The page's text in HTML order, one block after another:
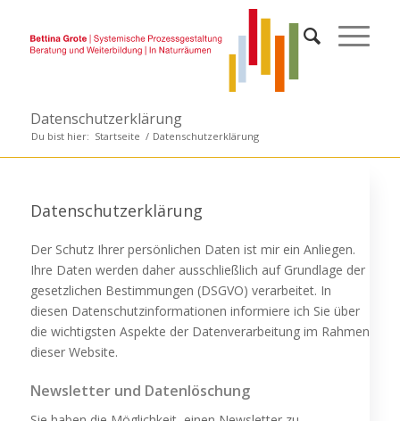
Datenschutzerklärung
Du bist hier: Startseite / Datenschutzerklärung
Datenschutzerklärung
Der Schutz Ihrer persönlichen Daten ist mir ein Anliegen.
Ihre Daten werden daher ausschließlich auf Grundlage der
gesetzlichen Bestimmungen (DSGVO) verarbeitet. In
diesen Datenschutzinformationen informiere ich Sie über
die wichtigsten Aspekte der Datenverarbeitung im Rahmen
dieser Website.
Newsletter und Datenlöschung